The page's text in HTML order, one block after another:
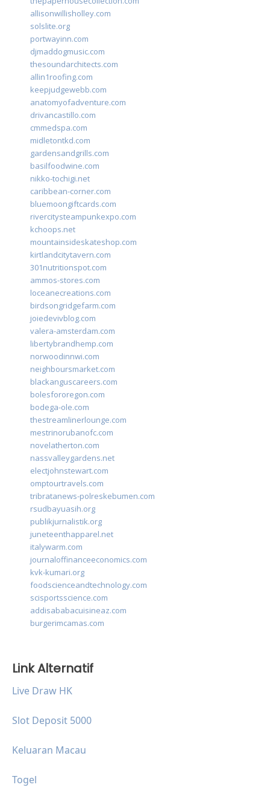
allisonwillisholley.com
solslite.org
portwayinn.com
djmaddogmusic.com
thesoundarchitects.com
allin1roofing.com
keepjudgewebb.com
anatomyofadventure.com
drivancastillo.com
cmmedspa.com
midletontkd.com
gardensandgrills.com
basilfoodwine.com
nikko-tochigi.net
caribbean-corner.com
bluemoongiftcards.com
rivercitysteampunkexpo.com
kchoops.net
mountainsideskateshop.com
kirtlandcitytavern.com
301nutritionspot.com
ammos-stores.com
loceanecreations.com
birdsongridgefarm.com
joiedevivblog.com
valera-amsterdam.com
libertybrandhemp.com
norwoodinnwi.com
neighboursmarket.com
blackanguscareers.com
bolesfororegon.com
bodega-ole.com
thestreamlinerlounge.com
mestrinorubanofc.com
novelatherton.com
nassvalleygardens.net
electjohnstewart.com
omptourtravels.com
tribratanews-polreskebumen.com
rsudbayuasih.org
publikjurnalistik.org
juneteenthapparel.net
italywarm.com
journaloffinanceeconomics.com
kvk-kumari.org
foodscienceandtechnology.com
scisportsscience.com
addisababacuisineaz.com
burgerimcamas.com
Link Alternatif
Live Draw HK
Slot Deposit 5000
Keluaran Macau
Togel